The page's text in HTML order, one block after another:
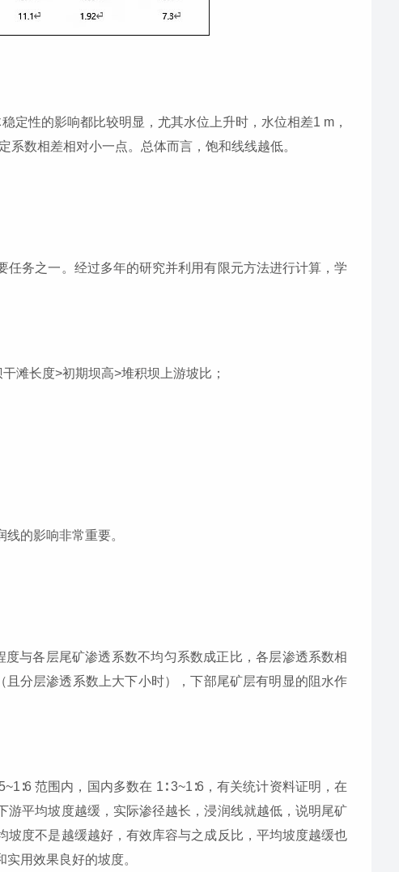
定性的影响都比较明显，尤其水位上升时，水位相差1 m，
数相差相对小一点。总体而言，饱和线线越低。
务之一。经过多年的研究并利用有限元方法进行计算，学
滩长度>初期坝高>堆积坝上游坡比；
的影响非常重要。
与各层尾矿渗透系数不均匀系数成正比，各层渗透系数相
分层渗透系数上大下小时），下部尾矿层有明显的阻水作
范围内，国内多数在 1∶ 3~1∶6，有关统计资料证明，在
平均坡度越缓，实际渗径越长，浸润线就越低，说明尾矿
度不是越缓越好，有效库容与之成反比，平均坡度越缓也
用效果良好的坡度。